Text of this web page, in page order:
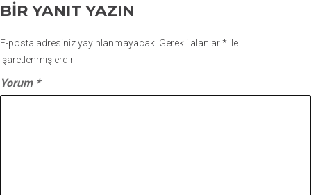
BIR YANIT YAZIN
E-posta adresiniz yayınlanmayacak. Gerekli alanlar* ile
işaretlenmişlerdir
Yorum *